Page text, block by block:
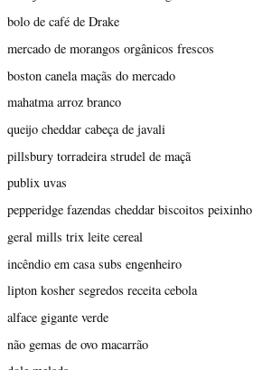
bolo de café de Drake
mercado de morangos orgânicos frescos
boston canela maçãs do mercado
mahatma arroz branco
queijo cheddar cabeça de javali
pillsbury torradeira strudel de maçã
publix uvas
pepperidge fazendas cheddar biscoitos peixinho
geral mills trix leite cereal
incêndio em casa subs engenheiro
lipton kosher segredos receita cebola
alface gigante verde
não gemas de ovo macarrão